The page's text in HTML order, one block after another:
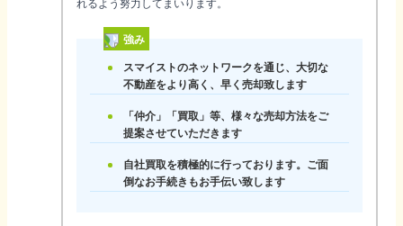
れるよう努力してまいります。
強み
スマイストのネットワークを通じ、大切な
不動産をより高く、早く売却致します
「仲介」「買取」等、様々な売却方法をご
提案させていただきます
自社買取を積極的に行っております。ご面
倒なお手続きもお手伝い致します